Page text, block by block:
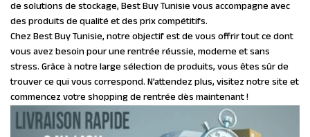
de solutions de stockage, Best Buy Tunisie vous accompagne avec
des produits de qualité et des prix compétitifs.
Chez Best Buy Tunisie, notre objectif est de vous offrir tout ce dont
vous avez besoin pour une rentrée réussie, moderne et sans
stress. Grâce à notre large sélection de produits, vous êtes sûr de
trouver ce qui vous correspond. N’attendez plus, visitez notre site et
commencez votre shopping de rentrée dès maintenant !